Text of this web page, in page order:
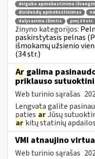
dvigubo apmokestinimo
dividendų apmokestinimas
dalyvavimo išimtis
pmį 34 str.
žinyno kategorijos:
paskirstytasis pelnas
išmokamų užsienio
(34 str.)
Ar galima
priklauso
Web turinio sąrašas
Lengvata galite
paties arJūsų
ar kitų statinių
VMI atnaujino
Web turinio sąrašas